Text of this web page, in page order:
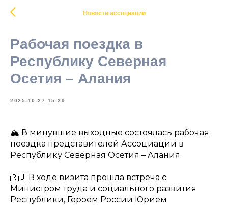
Новости ассоциации
Рабочая поездка в
Республику Северная
Осетия – Алания
2025-10-27 15:29
🏔️ В минувшие выходные состоялась рабочая
поездка представителей Ассоциации в
Республику Северная Осетия – Алания.
🇷🇺 В ходе визита прошла встреча с
Министром труда и социального развития
Республики, Героем России Юрием